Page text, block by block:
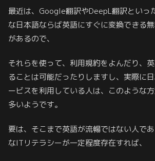
最近は、Google翻訳やDeepL翻訳といっ
な日本語ならば英語にすぐに変換できる
があるので、
それらを使って、利用規約をよんだり、
ることは可能だったりしますし、実際に
ービスを利用している人は、このような
多いようです。
要は、そこまで英語が流暢ではない人で
なITリテラシーが一定程度存在すれば、